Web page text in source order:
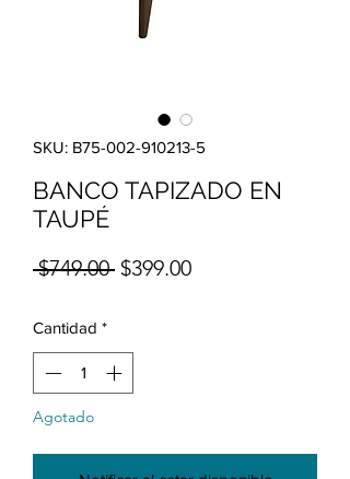
SKU: B75-002-910213-5
BANCO TAPIZADO EN
TAUPÉ
$749.00 Precio
$399.00Precio de oferta
Cantidad *
Agotado